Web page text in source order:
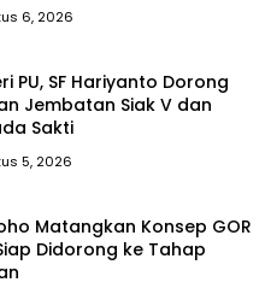
6, 2026
PU, SF Hariyanto Dorong
Jembatan Siak V dan
Sakti
5, 2026
Matangkan Konsep GOR
Didorong ke Tahap